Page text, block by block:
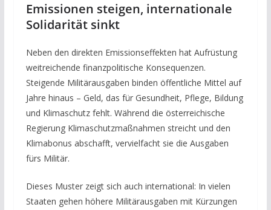
Emissionen steigen, internationale
Solidarität sinkt
Neben den direkten Emissionseffekten hat Aufrüstung
weitreichende finanzpolitische Konsequenzen.
Steigende Militärausgaben binden öffentliche Mittel auf
Jahre hinaus – Geld, das für Gesundheit, Pflege, Bildung
und Klimaschutz fehlt. Während die österreichische
Regierung Klimaschutzmaßnahmen streicht und den
Klimabonus abschafft, vervielfacht sie die Ausgaben
fürs Militär.
Dieses Muster zeigt sich auch international: In vielen
Staaten gehen höhere Militärausgaben mit Kürzungen